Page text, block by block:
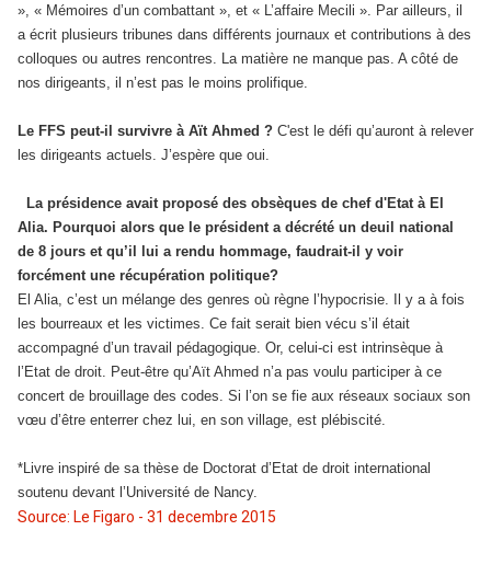
», « Mémoires d’un combattant », et « L’affaire Mecili ». Par ailleurs, il
a écrit plusieurs tribunes dans différents journaux et contributions à des
colloques ou autres rencontres. La matière ne manque pas. A côté de
nos dirigeants, il n’est pas le moins prolifique.
Le FFS peut-il survivre à Aït Ahmed ? C'est le défi qu’auront à relever
les dirigeants actuels. J’espère que oui.
La présidence avait proposé des obsèques de chef d'Etat à El
Alia. Pourquoi alors que le président a décrété un deuil national
de 8 jours et qu’il lui a rendu hommage, faudrait-il y voir
forcément une récupération politique?
El Alia, c’est un mélange des genres où règne l’hypocrisie. Il y a à fois
les bourreaux et les victimes. Ce fait serait bien vécu s’il était
accompagné d’un travail pédagogique. Or, celui-ci est intrinsèque à
l’Etat de droit. Peut-être qu’Aït Ahmed n’a pas voulu participer à ce
concert de brouillage des codes. Si l’on se fie aux réseaux sociaux son
vœu d’être enterrer chez lui, en son village, est plébiscité.
*Livre inspiré de sa thèse de Doctorat d’Etat de droit international
soutenu devant l’Université de Nancy.
Source: Le Figaro - 31 decembre 2015